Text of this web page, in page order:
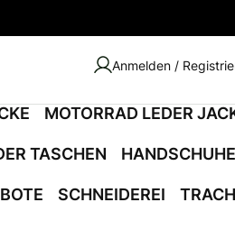
Anmelden /
MOTORRAD LEDER
TASCHEN
SCHNEIDEREI